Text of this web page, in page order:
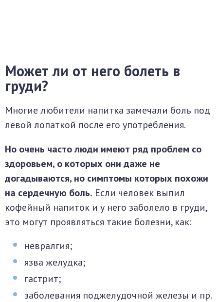
Может ли от него болеть в
груди?
Многие любители напитка замечали боль под
левой лопаткой после его употребления.
Но очень часто люди имеют ряд проблем со
здоровьем, о которых они даже не
догадываются, но симптомы которых похожи
на сердечную боль. Если человек выпил
кофейный напиток и у него заболело в груди,
это могут проявляться такие болезни, как:
невралгия;
язва желудка;
гастрит;
заболевания поджелудочной железы и пр.